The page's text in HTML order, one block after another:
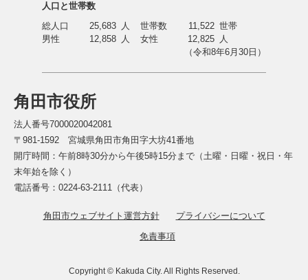
角田市役所
法人番号7000020042081
〒981-1592 宮城県角田市角田字大坊41番地
開庁時間：午前8時30分から午後5時15分まで（土曜・日曜・祝日・年
末年始を除く）
電話番号：0224-63-2111（代表）
角田市ウェブサイト運営方針
プライバシーについて
免責事項
Copyright © Kakuda City. All Rights Reserved.
人口と世帯数
総人口
25,683 人 世帯数 11,522 世帯
男性
12,858 人 女性 12,825 人
（令和8年6月30日）